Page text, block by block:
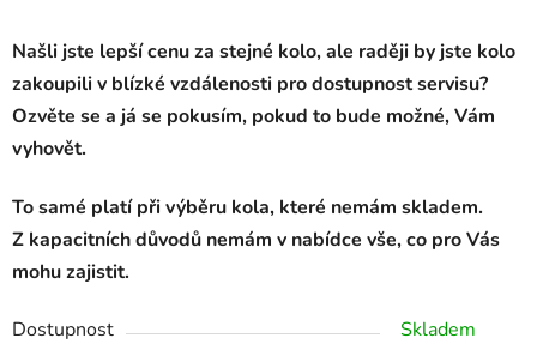
Našli jste lepší cenu za stejné kolo, ale raději by jste kolo
zakoupili v blízké vzdálenosti pro dostupnost servisu?
Ozvěte se a já se pokusím, pokud to bude možné, Vám
vyhovět.
To samé platí při výběru kola, které nemám skladem.
Z kapacitních důvodů nemám v nabídce vše, co pro Vás
mohu zajistit.
Dostupnost
Skladem